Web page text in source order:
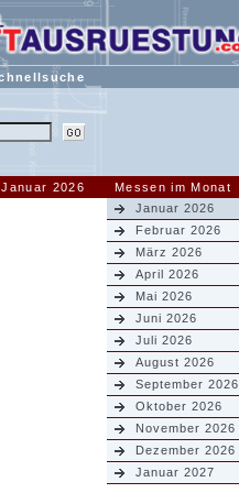
2026
Messen im Monat
Januar 2026
Februar 2026
März 2026
April 2026
Mai 2026
Juni 2026
Juli 2026
August 2026
September 2026
Oktober 2026
November 2026
Dezember 2026
Januar 2027